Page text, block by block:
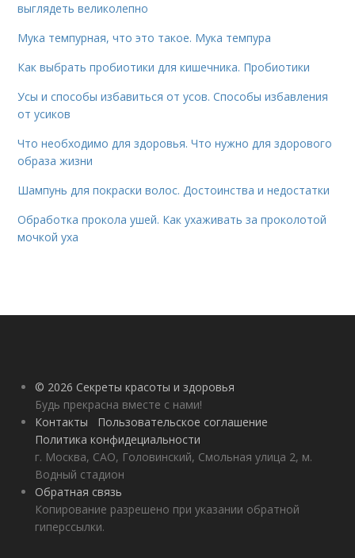
выглядеть великолепно
Мука темпурная, что это такое. Мука темпура
Как выбрать пробиотики для кишечника. Пробиотики
Усы и способы избавиться от усов. Способы избавления
от усиков
Что необходимо для здоровья. Что нужно для здорового
образа жизни
Шампунь для покраски волос. Достоинства и недостатки
Обработка прокола ушей. Как ухаживать за проколотой
мочкой уха
© 2026 Секреты красоты и здоровья
Будь прекрасна вместе с нами!
Контакты
Пользовательское соглашение
Политика конфидециальности
г. Москва, САО, Головинский, Смольная улица 2, м.
Водный стадион
Обратная связь
Копирование разрешено при указании обратной
гиперссылки.